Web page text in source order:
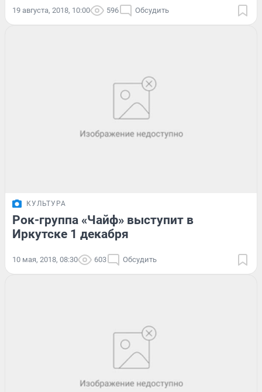
19 августа, 2018, 10:00 596 Обсудить
КУЛЬТУРА
Рок-группа «Чайф» выступит в
Иркутске 1 декабря
10 мая, 2018, 08:30 603 Обсудить